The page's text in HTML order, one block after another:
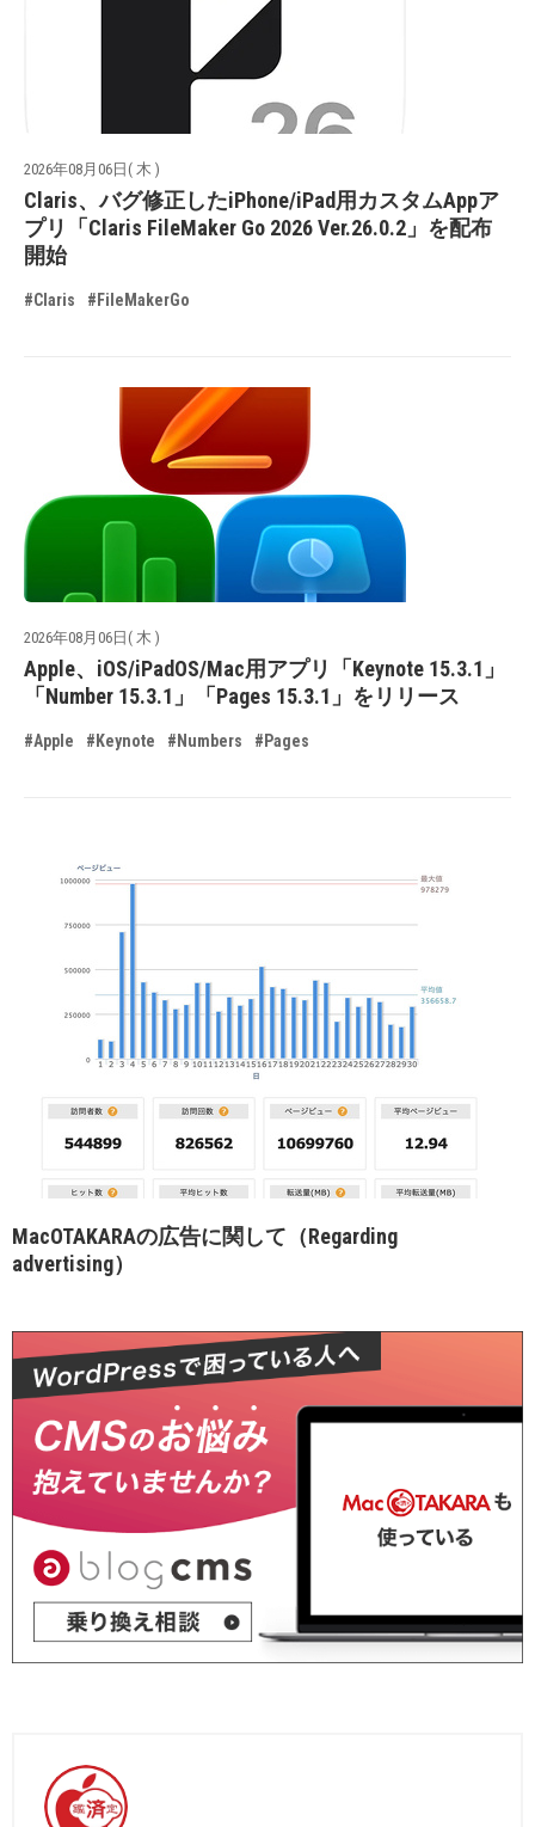
2026年08月06日( 木 )
Claris、バグ修正したiPhone/iPad用カスタムAppア
プリ「Claris FileMaker Go 2026 Ver.26.0.2」を配布
開始
#Claris #FileMakerGo
2026年08月06日( 木 )
Apple、iOS/iPadOS/Mac用アプリ「Keynote 15.3.1」
「Number 15.3.1」「Pages 15.3.1」をリリース
#Apple #Keynote #Numbers #Pages
MacOTAKARAの広告に関して（Regarding
advertising）